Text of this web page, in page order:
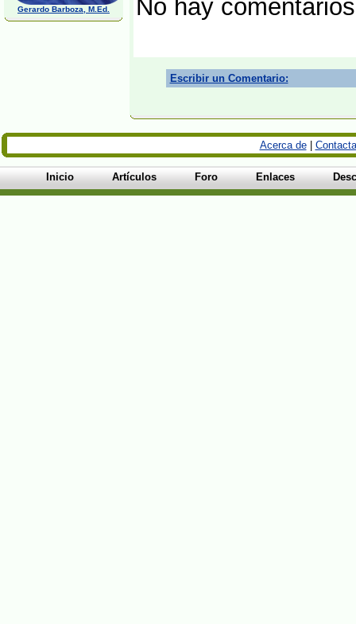
Gerardo Barboza, M.Ed. No hay
Escribir un Comentario:
Acerca de|
Inicio Artículos Foro Enlaces